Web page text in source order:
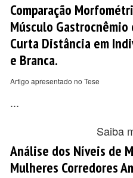
Comparação
Músculo Gastrocnêmio
Curta Distância em
e Branca.
Artigo apresentado no Tese
...
Saiba
Análise dos Níveis de
Mulheres Corredores